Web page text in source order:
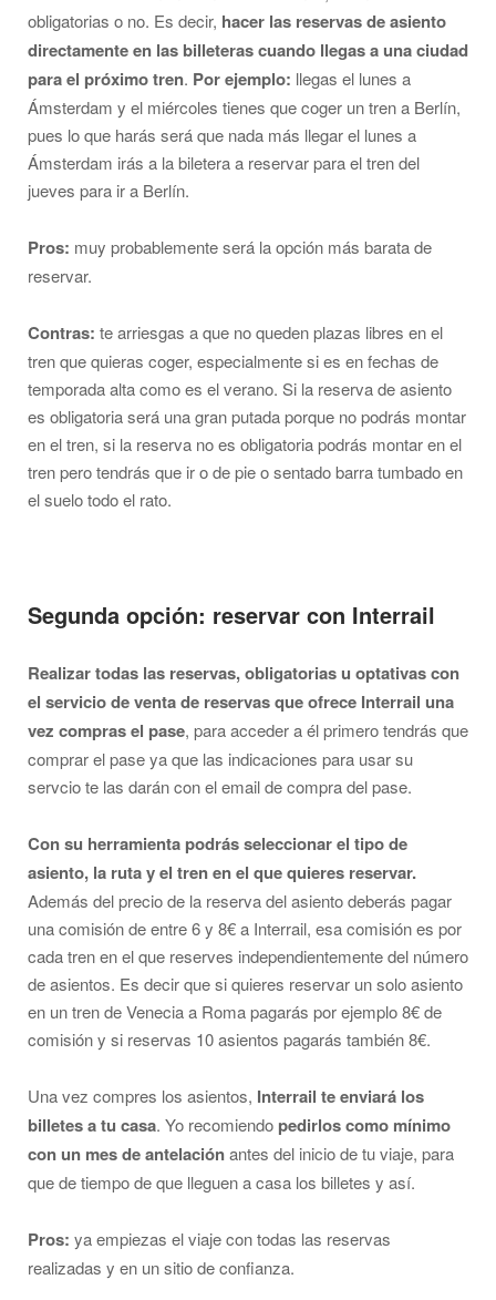
obligatorias o no. Es decir, hacer las reservas de asiento
directamente en las billeteras cuando llegas a una ciudad
para el próximo tren. Por ejemplo: llegas el lunes a
Ámsterdam y el miércoles tienes que coger un tren a Berlín,
pues lo que harás será que nada más llegar el lunes a
Ámsterdam irás a la biletera a reservar para el tren del
jueves para ir a Berlín.
Pros: muy probablemente será la opción más barata de
reservar.
Contras: te arriesgas a que no queden plazas libres en el
tren que quieras coger, especialmente si es en fechas de
temporada alta como es el verano. Si la reserva de asiento
es obligatoria será una gran putada porque no podrás montar
en el tren, si la reserva no es obligatoria podrás montar en el
tren pero tendrás que ir o de pie o sentado barra tumbado en
el suelo todo el rato.
Segunda opción: reservar con Interrail
Realizar todas las reservas, obligatorias u optativas con
el servicio de venta de reservas que ofrece Interrail una
vez compras el pase, para acceder a él primero tendrás que
comprar el pase ya que las indicaciones para usar su
servcio te las darán con el email de compra del pase.
Con su herramienta podrás seleccionar el tipo de
asiento, la ruta y el tren en el que quieres reservar.
Además del precio de la reserva del asiento deberás pagar
una comisión de entre 6 y 8€ a Interrail, esa comisión es por
cada tren en el que reserves independientemente del número
de asientos. Es decir que si quieres reservar un solo asiento
en un tren de Venecia a Roma pagarás por ejemplo 8€ de
comisión y si reservas 10 asientos pagarás también 8€.
Una vez compres los asientos, Interrail te enviará los
billetes a tu casa. Yo recomiendo pedirlos como mínimo
con un mes de antelaciónantes del inicio de tu viaje, para
que de tiempo de que lleguen a casa los billetes y así.
Pros: ya empiezas el viaje con todas las reservas
realizadas y en un sitio de confianza.